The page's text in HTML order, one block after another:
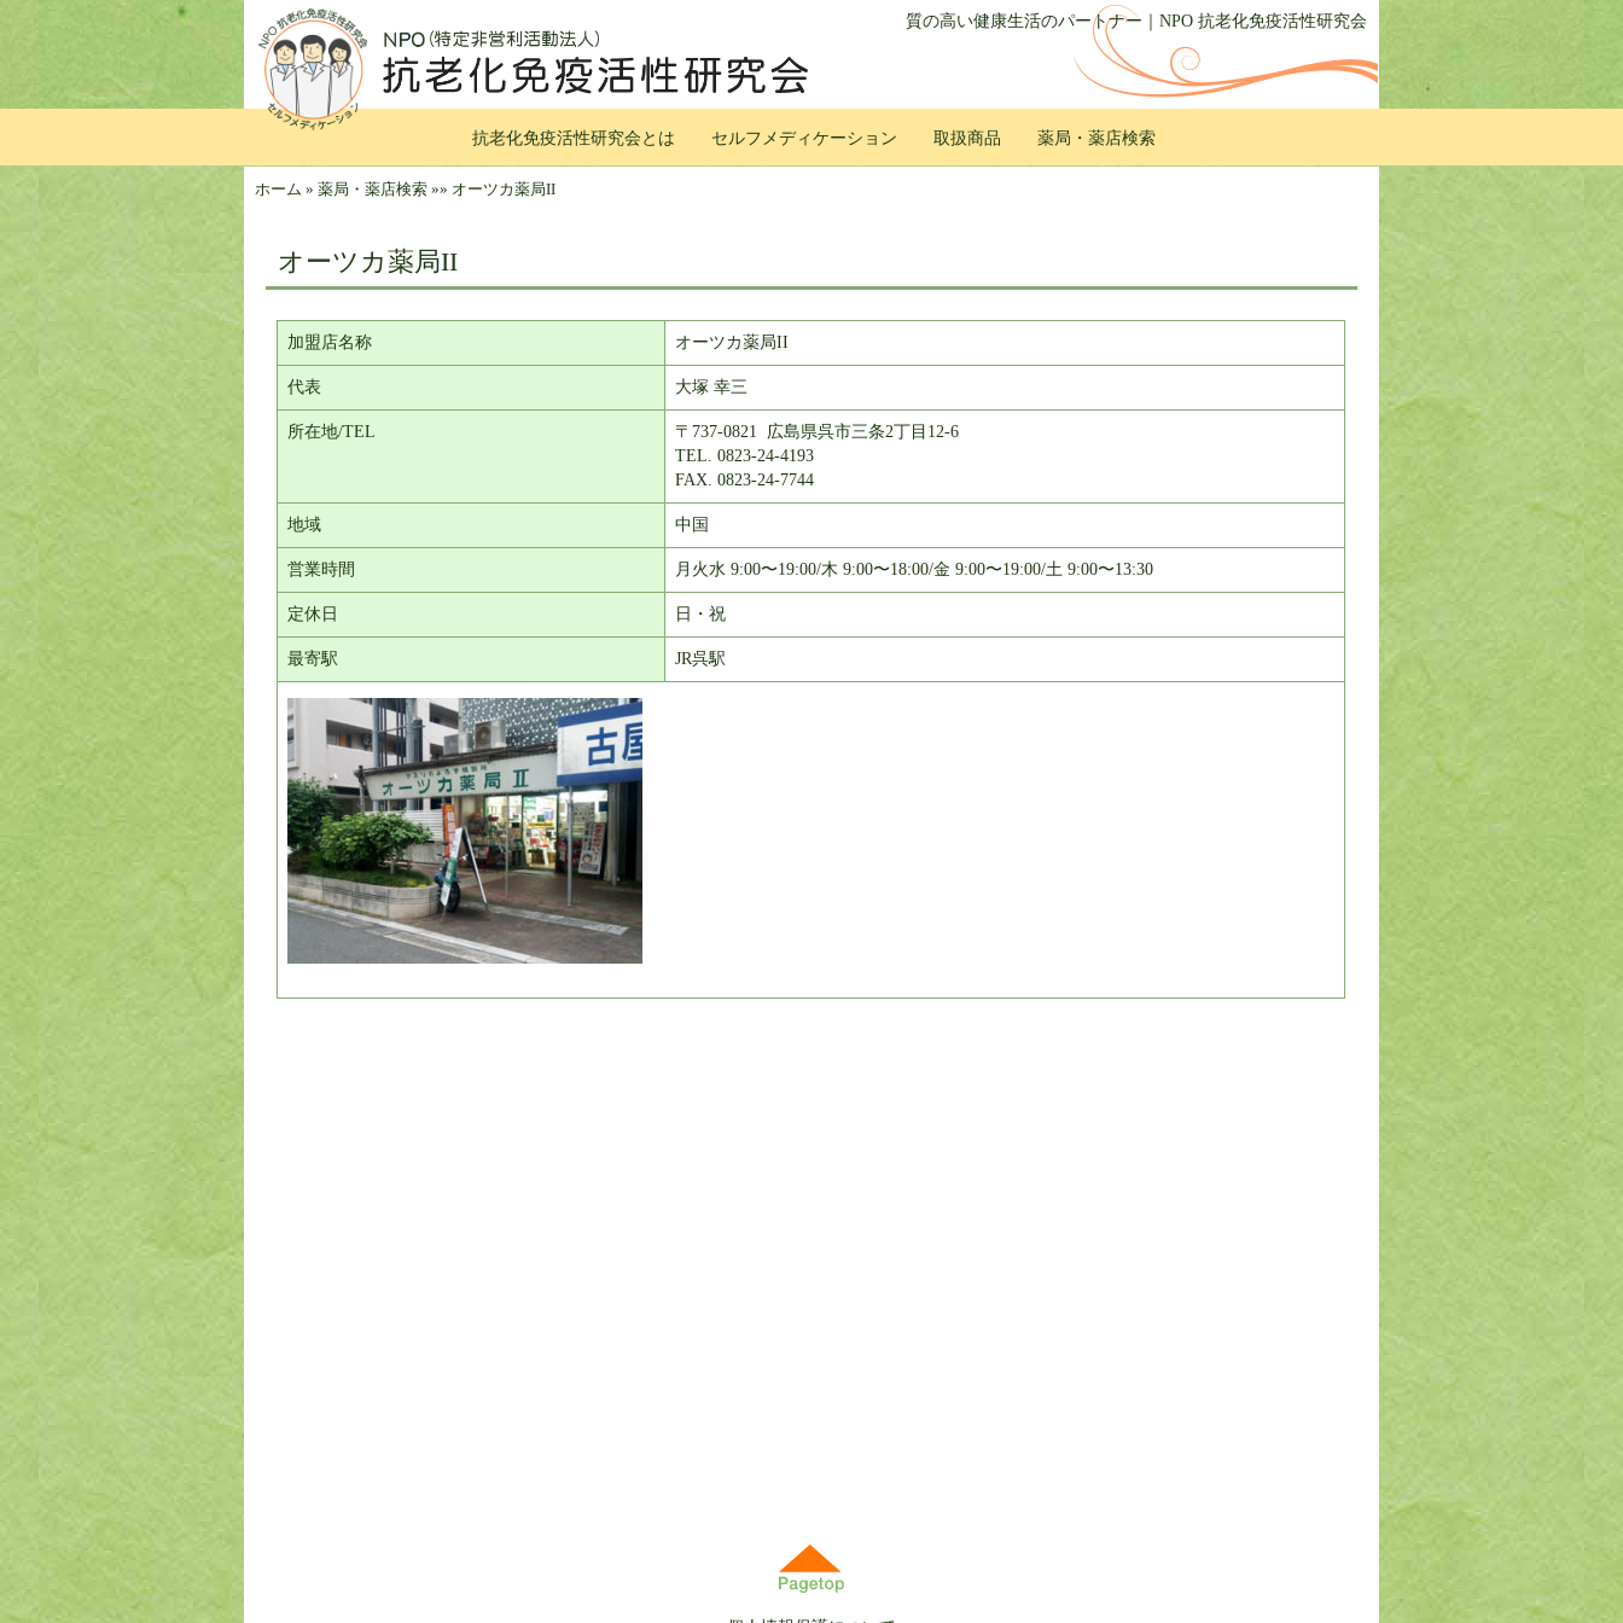
質の高い健康生活のパートナー｜NPO 抗老化免疫活性研究会
抗老化免疫活性研究会とは セルフメディケーション 取扱商品 薬局・薬店検索
ホーム » 薬局・薬店検索 »» オーツカ薬局II
オーツカ薬局II
加盟店名称 オーツカ薬局II
代表 大塚 幸三
所在地/TEL
〒737-0821 広島県呉市三条2丁目12-6
TEL. 0823-24-4193
FAX. 0823-24-7744
地域 中国
営業時間 月火水 9:00〜19:00/木 9:00〜18:00/金 9:00〜19:00/土 9:00〜13:30
定休日 日・祝
最寄駅 JR呉駅